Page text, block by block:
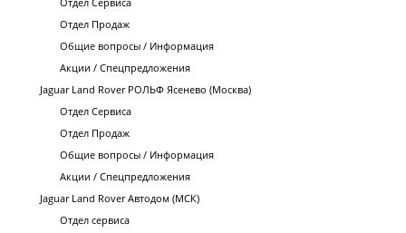
Отдел Продаж
Общие вопросы / Информация
Акции / Спецпредложения
Jaguar Land Rover РОЛЬФ Ясенево (Москва)
Отдел Сервиса
Отдел Продаж
Общие вопросы / Информация
Акции / Спецпредложения
Jaguar Land Rover Автодом (МСК)
Отдел сервиса